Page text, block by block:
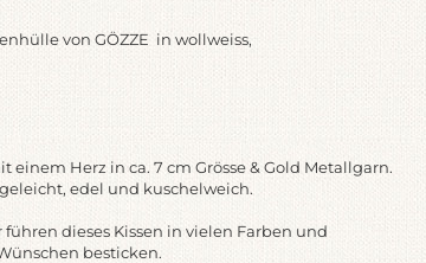
von GÖZZE in wollweiss,
einem Herz in ca. 7 cm Grösse & Gold Metallgarn.
edel und kuschelweich.
führen dieses Kissen in vielen Farben und
besticken.